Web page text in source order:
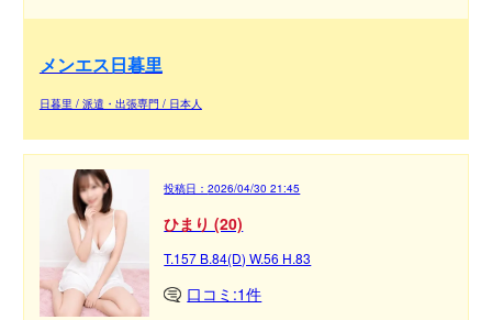
ったり癒されたい方におすすめです♡
メンエス日暮里
日暮里 / 派遣・出張専門 / 日本人
投稿日：2026/04/30 21:45
ひまり (20)
T.157 B.84(D) W.56 H.83
口コミ:1件